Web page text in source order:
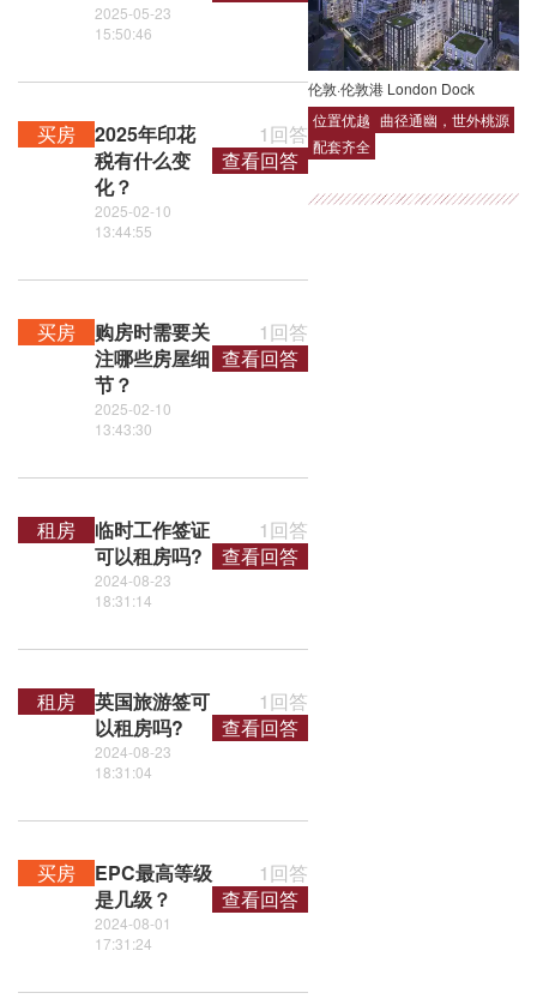
2025-05-23
15:50:46
买房
2025年印花
税有什么变
化？
2025-02-10
13:44:55
1回答
查看回答
买房
购房时需要关
注哪些房屋细
节？
2025-02-10
13:43:30
1回答
查看回答
租房
临时工作签证
可以租房吗?
2024-08-23
18:31:14
1回答
查看回答
租房
英国旅游签可
以租房吗?
2024-08-23
18:31:04
1回答
查看回答
买房
EPC最高等级
是几级？
2024-08-01
17:31:24
1回答
查看回答
伦敦·伦敦港 London Dock
位置优越 曲径通幽，世外桃源
配套齐全